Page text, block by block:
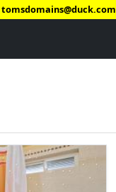
tomsdomains@duck.com